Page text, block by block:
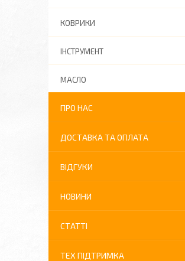
КОВРИКИ
ІНСТРУМЕНТ
МАСЛО
ПРО НАС
ДОСТАВКА ТА ОПЛАТА
ВІДГУКИ
НОВИНИ
СТАТТІ
ТЕХ ПІДТРИМКА